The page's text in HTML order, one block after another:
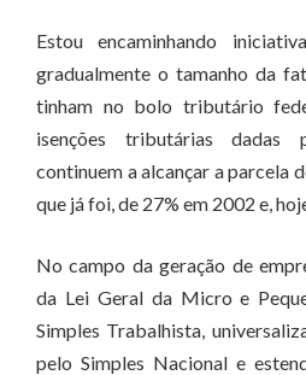
Estou encaminhando
gradualmente o tamanho da
tinham no bolo tributário
isenções tributárias dadas
continuem a alcançar a parcela
que já foi, de 27% em 2002 e,
No campo da geração de
da Lei Geral da Micro e
Simples Trabalhista,
pelo Simples Nacional e